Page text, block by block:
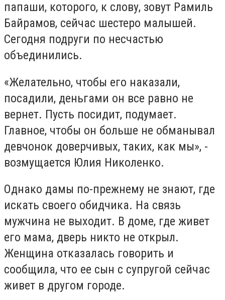
папаши, которого, к слову, зовут Рамиль
Байрамов, сейчас шестеро малышей.
Сегодня подруги по несчастью
объединились.
«Желательно, чтобы его наказали,
посадили, деньгами он все равно не
вернет. Пусть посидит, подумает.
Главное, чтобы он больше не обманывал
девчонок доверчивых, таких, как мы», -
возмущается Юлия Николенко.
Однако дамы по-прежнему не знают, где
искать своего обидчика. На связь
мужчина не выходит. В доме, где живет
его мама, дверь никто не открыл.
Женщина отказалась говорить и
сообщила, что ее сын с супругой сейчас
живет в другом городе.